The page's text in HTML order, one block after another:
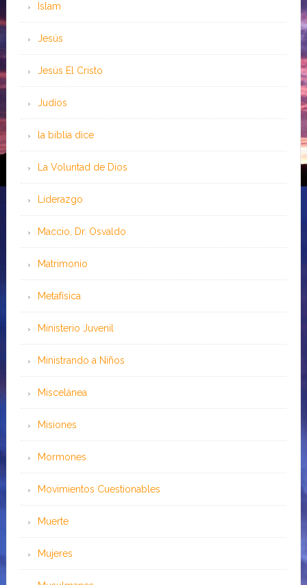
Islam
Jesús
Jesús El Cristo
Judíos
la biblia dice
La Voluntad de Dios
Liderazgo
Maccio, Dr. Osvaldo
Matrimonio
Metafísica
Ministerio Juvenil
Ministrando a Niños
Miscelánea
Misiones
Mormones
Movimientos Cuestionables
Muerte
Mujeres